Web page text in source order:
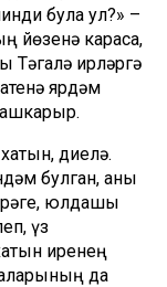
була ул?» –
йөзенә караса,
Тәгалә ирләргә
ярдәм
диелә.
булган, аны
юлдашы
үз
иренең
да